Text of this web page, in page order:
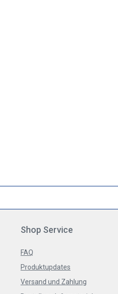
Shop Service
FAQ
Produktupdates
Versand und Zahlung